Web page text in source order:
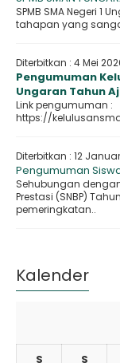
SPMB SMA Negeri 1
tahapan yang
Diterbitkan : 4 Mei
Pengumuman
Ungaran Tahun
Link pengumuman :
https://
Diterbitkan : 12
Pengumuman
Sehubungan
Prestasi (SNBP)
pemeringkatan..
Kalender
S S